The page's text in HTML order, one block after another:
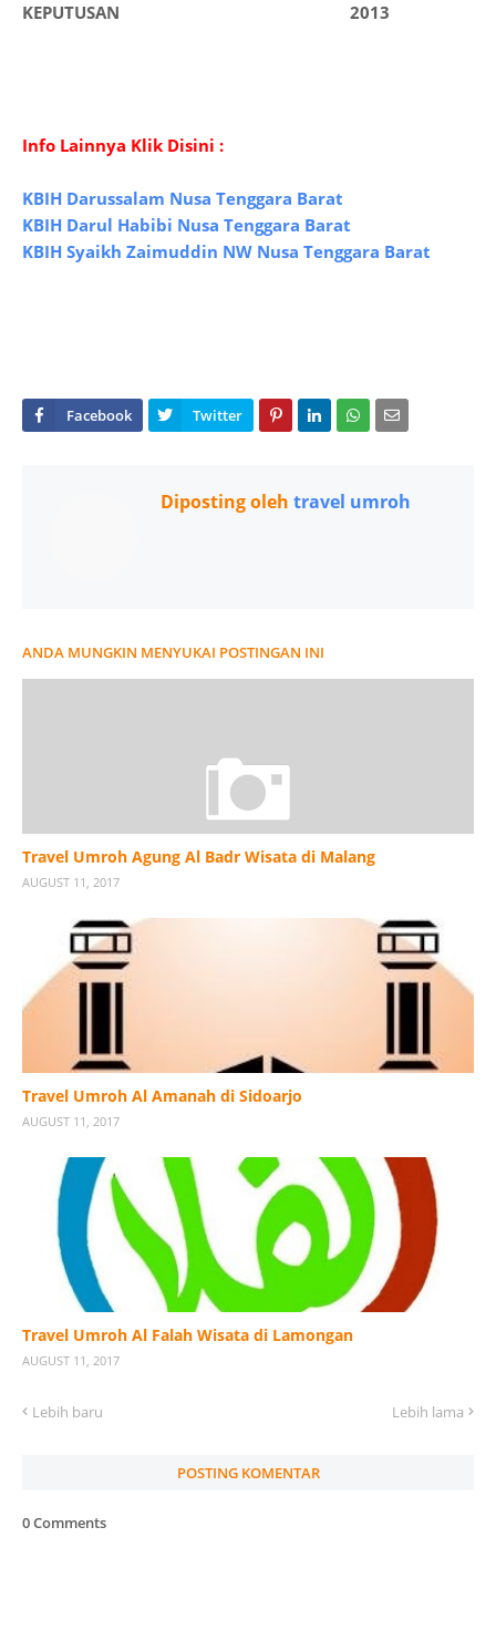
KEPUTUSAN
2013
Info Lainnya Klik Disini :
KBIH Darussalam Nusa Tenggara Barat
KBIH Darul Habibi Nusa Tenggara Barat
KBIH Syaikh Zaimuddin NW Nusa Tenggara Barat
Diposting oleh travel umroh
ANDA MUNGKIN MENYUKAI POSTINGAN INI
Travel Umroh Agung Al Badr Wisata di Malang
AUGUST 11, 2017
Travel Umroh Al Amanah di Sidoarjo
AUGUST 11, 2017
Travel Umroh Al Falah Wisata di Lamongan
AUGUST 11, 2017
Lebih baru Lebih lama
POSTING KOMENTAR
0 Comments